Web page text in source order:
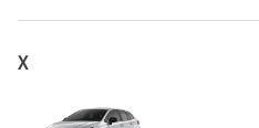
X